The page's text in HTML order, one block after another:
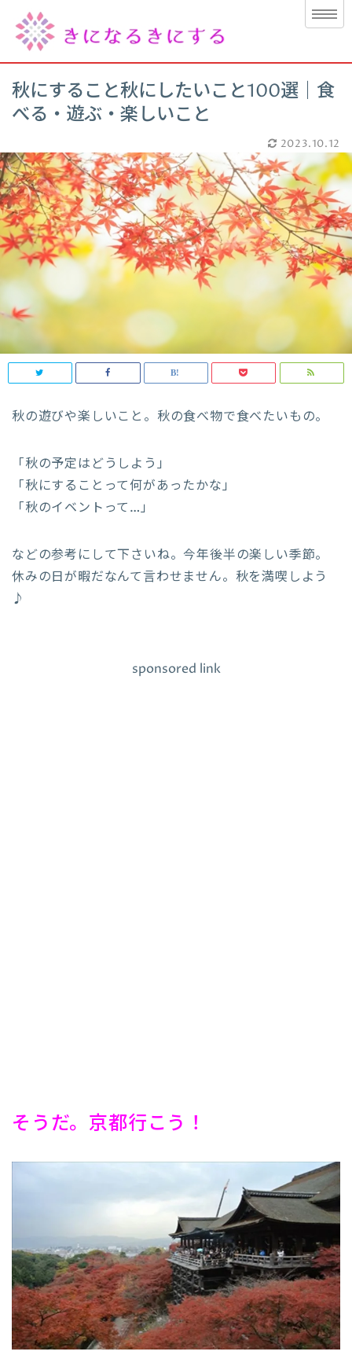
秋にすること秋にしたいこと100選｜食
べる・遊ぶ・楽しいこと
2023.10.12
秋の遊びや楽しいこと。秋の食べ物で食べたいもの。
「秋の予定はどうしよう」
「秋にすることって何があったかな」
「秋のイベントって…」
などの参考にして下さいね。今年後半の楽しい季節。
休みの日が暇だなんて言わせません。秋を満喫しよう
♪
sponsored link
そうだ。京都行こう！